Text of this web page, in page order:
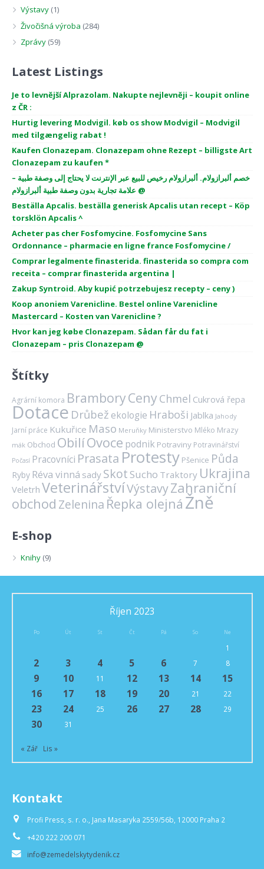
Výstavy (1)
Živočišná výroba (284)
Zprávy (59)
Latest Listings
Je to levnější Alprazolam. Nakupte nejlevněji – koupit online
z ČR :
Hurtig levering Modvigil. køb os show Modvigil – Modvigil
med tilgængelig rabat !
Kaufen Clonazepam. Clonazepam ohne Rezept – billigste Art
Clonazepam zu kaufen *
خصم ألبرازولام. ألبرازولام رخيص للبيع عبر الإنترنت لا يحتاج إلى وصفة طبية –
علامة تجارية بدون وصفة طبية ألبرازولام @
Beställa Apcalis. beställa generisk Apcalis utan recept – Köp
torsklön Apcalis ^
Acheter pas cher Fosfomycine. Fosfomycine Sans
Ordonnance – pharmacie en ligne france Fosfomycine /
Comprar legalmente finasterida. finasterida so compra com
receita – comprar finasterida argentina |
Zakup Syntroid. Aby kupić potrzebujesz recepty – ceny )
Koop anoniem Varenicline. Bestel online Varenicline
Mastercard – Kosten van Varenicline ?
Hvor kan jeg købe Clonazepam. Sådan får du fat i
Clonazepam – pris Clonazepam @
Štítky
Agrární komora BramboryCenyChmel Cukrová řepa
Dotace Drůbež ekologie Hraboši Jablka Jahody
Jarní práce Kukuřice Maso Meruňky Ministerstvo Mléko Mrazy
mák Obchod ObilíOvoce podnik Potraviny Potravinářství
Počasí Pracovníci Prasata Protesty Pšenice Půda
Ryby Réva vinná sady Skot Sucho Traktory Ukrajina
Veletrh VeterinářstvíVýstavyZahraniční
obchod Zelenina Řepka olejná Žně
E-shop
Knihy (9)
Říjen 2023
Po Út St Čt Pá So Ne
1
2 3 4 5 6 7 8
9 10 11 12 13 14
15
16
17 18 19 20 21 22
23 24 25 26 27 28 29
30 31
« Zář Lis »
Kontakt
Profi Press, s. r. o., Jana Masaryka 2559/56b, 12000 Praha 2
+420 222 200 071
info@zemedelskytydenik.cz